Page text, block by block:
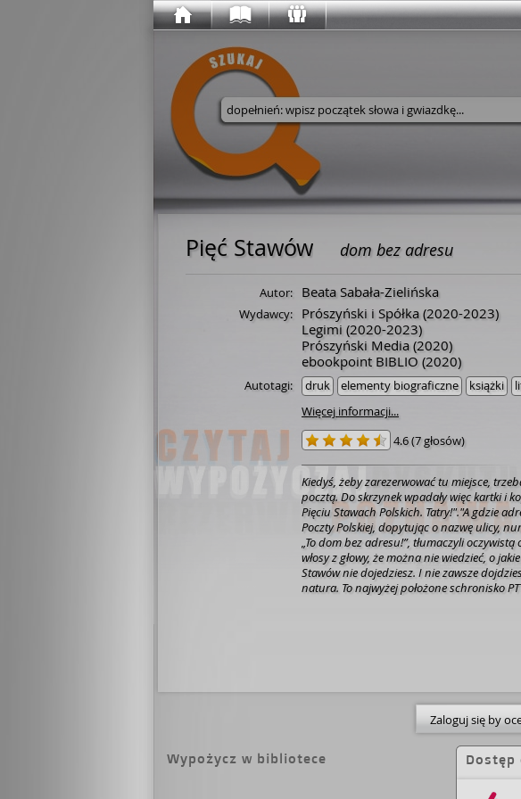
Wyszukaj w serwisie
Pięć Stawów dom bez adresu
Autor: Beata Sabała-Zielińska
Wydawcy: Prószyński i Spółka(2020-2023)
Legimi (2020-2023)
Prószyński Media (2020)
ebookpoint BIBLIO (2020)
Autotagi: druk elementy biograficzne książki
Więcej informacji...
4.6(7 głosów)
Kiedyś, żeby zarezerwować tu miejsce,
pocztą. Do skrzynek wpadały więc kartki i
Pięciu Stawach Polskich. Tatry!"."A gdzie
Poczty Polskiej, dopytując o nazwę ulicy,
„To dom bez adresu!”, tłumaczyli
włosy z głowy, że można nie wiedzieć, o
Stawów nie dojedziesz. I nie zawsze
natura. To najwyżej położone schronisko
rezerwacje robi się z rocznym
wychowują dzieci i jak tworzą miejsce,
domem? Czy każdy znajdzie w nim
niezwykłej, opowiadają szefowe
pamiętniku ich babcia - Maria
związani.To nie tylko historia domu gdzieś
duchem i tożsamością. To także opowieści
Zaloguj się by
Wypożycz w bibliotece Dostęp